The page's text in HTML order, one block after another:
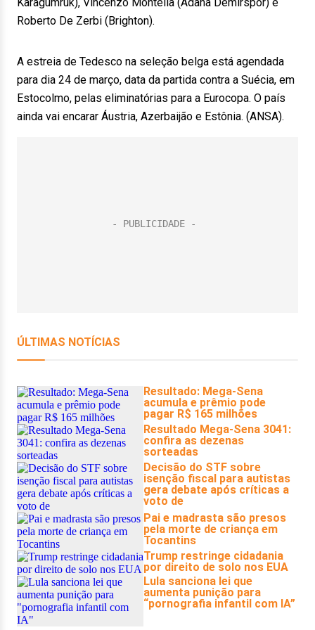
Roberto De Zerbi (Brighton).
A estreia de Tedesco na seleção belga está agendada
para dia 24 de março, data da partida contra a Suécia, em
Estocolmo, pelas eliminatórias para a Eurocopa. O país
ainda vai encarar Áustria, Azerbaijão e Estônia. (ANSA).